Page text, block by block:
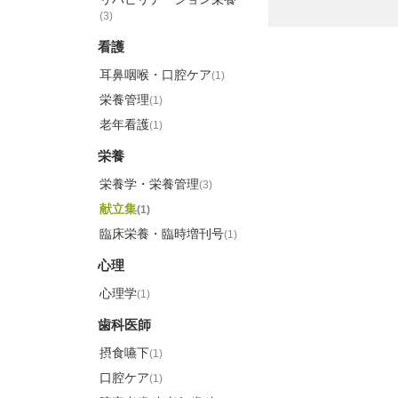
(3)
看護
耳鼻咽喉・口腔ケア(1)
栄養管理(1)
老年看護(1)
栄養
栄養学・栄養管理(3)
献立集(1)
臨床栄養・臨時増刊号(1)
心理
心理学(1)
歯科医師
摂食嚥下(1)
口腔ケア(1)